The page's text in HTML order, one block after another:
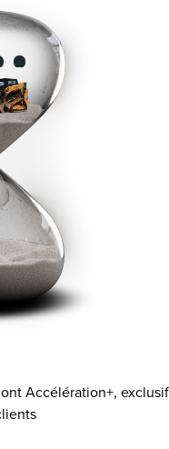
Accélération+, exclusif